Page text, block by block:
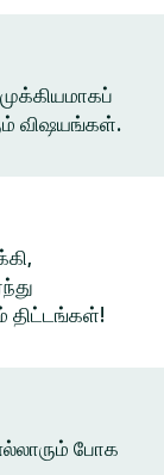
விஷயங்கள்.
திட்டங்கள்!
போக